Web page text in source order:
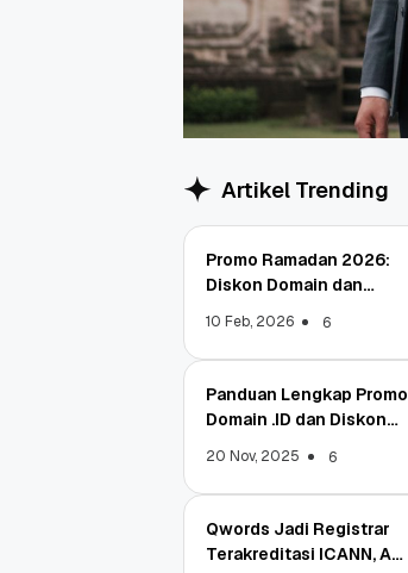
Artikel Trending
Promo Ramadan 2026:
Diskon Domain dan
10 Feb, 2026 6
Panduan Lengkap Promo
Domain .ID dan Diskon
20 Nov, 2025 6
Qwords Jadi Registrar
Terakreditasi ICANN, Apa